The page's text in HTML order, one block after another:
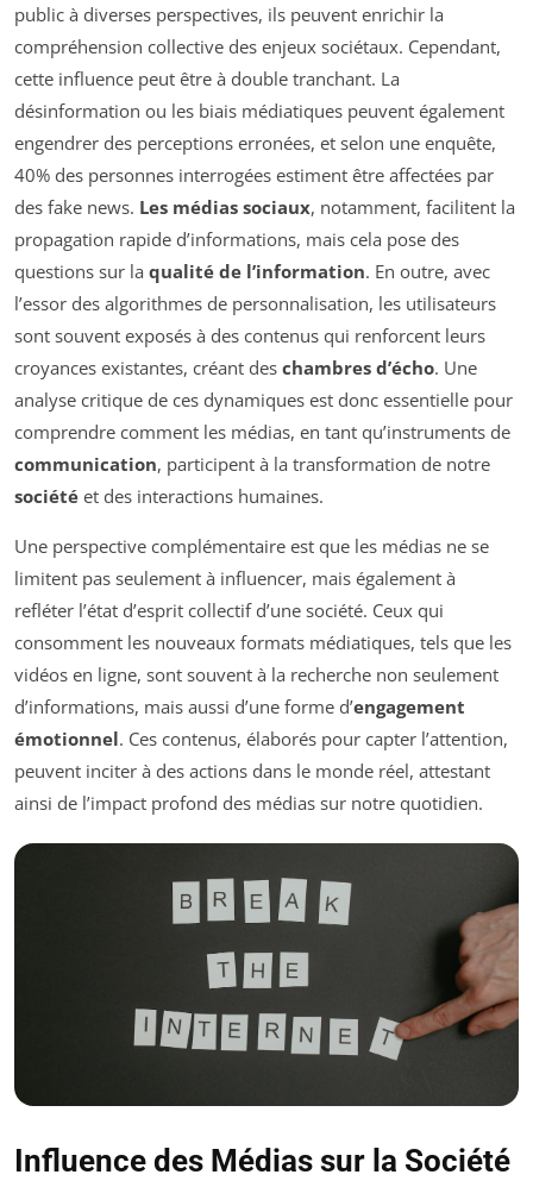
public à diverses perspectives, ils peuvent enrichir la
compréhension collective des enjeux sociétaux. Cependant,
cette influence peut être à double tranchant. La
désinformation ou les biais médiatiques peuvent également
engendrer des perceptions erronées, et selon une enquête,
40% des personnes interrogées estiment être affectées par
des fake news. Les médias sociaux, notamment, facilitent la
propagation rapide d’informations, mais cela pose des
questions sur la qualité de l’information. En outre, avec
l’essor des algorithmes de personnalisation, les utilisateurs
sont souvent exposés à des contenus qui renforcent leurs
croyances existantes, créant des chambres d’écho. Une
analyse critique de ces dynamiques est donc essentielle pour
comprendre comment les médias, en tant qu’instruments de
communication, participent à la transformation de notre
société et des interactions humaines.
Une perspective complémentaire est que les médias ne se
limitent pas seulement à influencer, mais également à
refléter l’état d’esprit collectif d’une société. Ceux qui
consomment les nouveaux formats médiatiques, tels que les
vidéos en ligne, sont souvent à la recherche non seulement
d’informations, mais aussi d’une forme d’engagement
émotionnel. Ces contenus, élaborés pour capter l’attention,
peuvent inciter à des actions dans le monde réel, attestant
ainsi de l’impact profond des médias sur notre quotidien.
Influence des Médias sur la Société